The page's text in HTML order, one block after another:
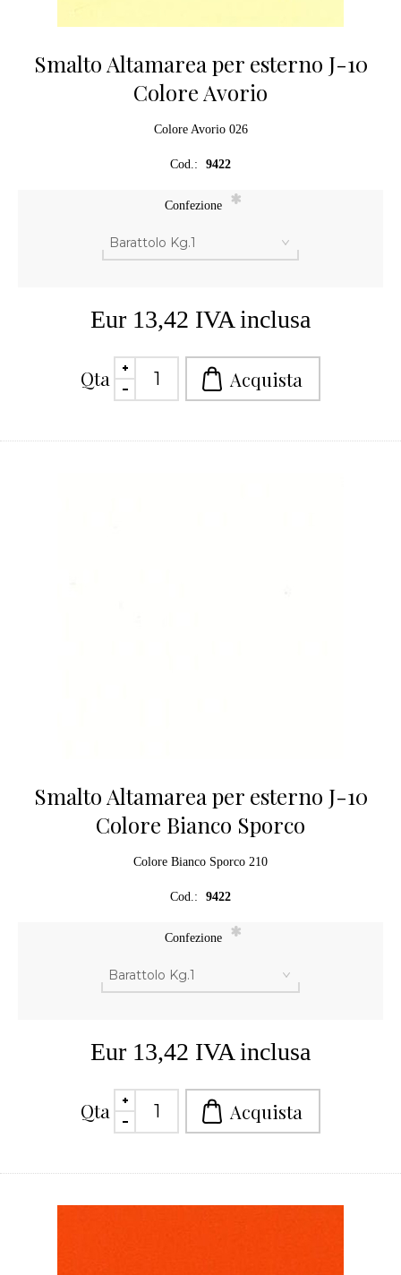
Smalto Altamarea per esterno J-10
Colore Avorio
Colore Avorio 026
Cod.: 9422
Confezione *
Eur 13,42 IVA inclusa
Qta
Smalto Altamarea per esterno J-10
Colore Bianco Sporco
Colore Bianco Sporco 210
Cod.: 9422
Confezione *
Eur 13,42 IVA inclusa
Qta